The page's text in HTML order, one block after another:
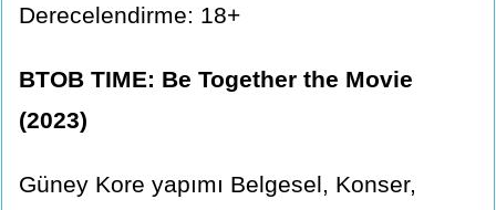
Derecelendirme: 18+
BTOB TIME: Be Together the Movie
(2023)
Güney Kore yapımı Belgesel, Konser,